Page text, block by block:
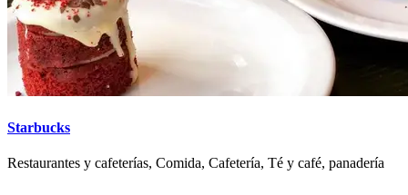
Starbucks
Restaurantes y cafeterías, Comida, Cafetería, Té y café, panadería